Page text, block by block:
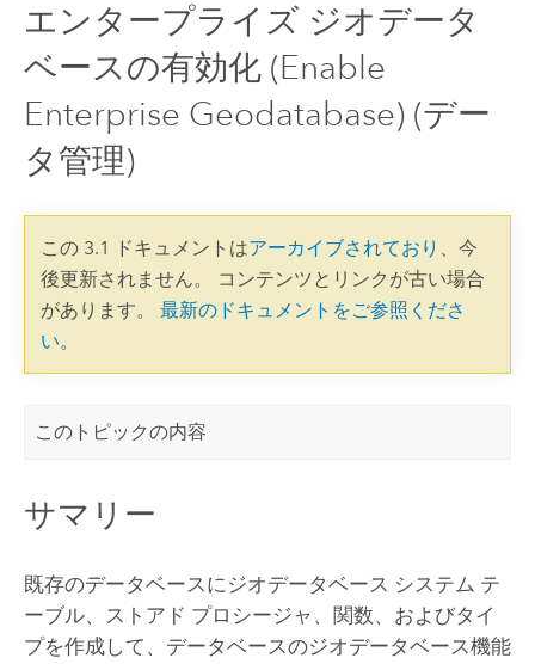
エンタープライズ ジオデータ
ベースの有効化 (Enable
Enterprise Geodatabase) (デー
タ管理)
この 3.1 ドキュメントはアーカイブされており
、今
後更新されません。 コンテンツとリンクが古い場合
があります。 最新のドキュメントをご参照くださ
い。
このトピックの内容
サマリー
既存のデータベースにジオデータベース システム テ
ーブル、ストアド プロシージャ、関数、およびタイ
プを作成して、データベースのジオデータベース機能